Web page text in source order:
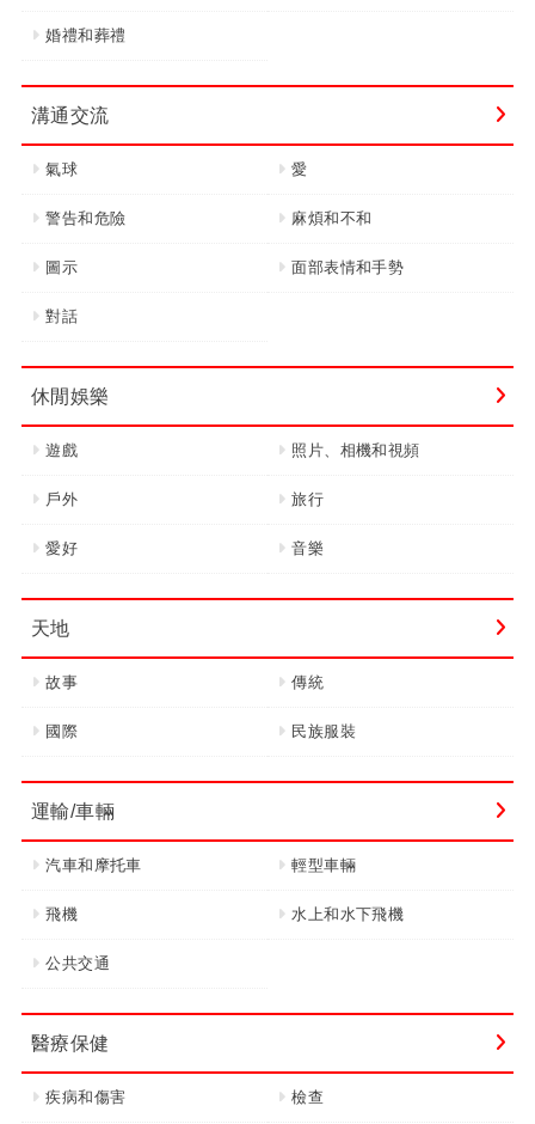
婚禮和葬禮
溝通交流
氣球 愛
警告和危險 麻煩和不和
圖示 面部表情和手勢
對話
休閒娛樂
遊戲 照片、相機和視頻
戶外 旅行
愛好 音樂
天地
故事 傳統
國際 民族服裝
運輸/車輛
汽車和摩托車 輕型車輛
飛機 水上和水下飛機
公共交通
醫療保健
疾病和傷害 檢查